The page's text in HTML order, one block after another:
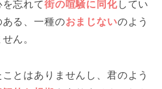
忘れて街の喧騒に同化してい
ある、一種のおまじないのよう
ん。
とはありませんし、君のよう